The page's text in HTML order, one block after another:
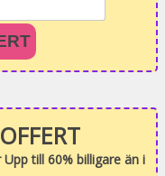
till 60% billigare än i